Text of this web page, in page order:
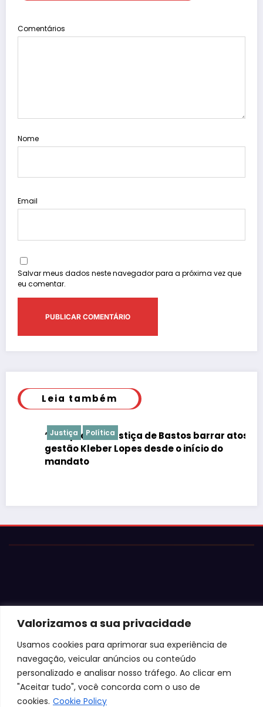
Valorizamos a sua privacidade
Usamos cookies para aprimorar sua experiência de
navegação, veicular anúncios ou conteúdo
personalizado e analisar nosso tráfego. Ao clicar em
"Aceitar tudo", você concorda com o uso de
cookies. Cookie Policy
Comentários
Nome
Email
Salvar meus dados neste navegador para a próxima vez que
eu comentar.
Leia também
Justiça Política
“É de praxe”: Justiça de Bastos barrar atos da
gestão Kleber Lopes desde o início do
mandato
© 2026 Jota Neves. Todos os direitos reservados.
Conteúdo protegido por lei. A cópia ou reprodução sem
autorização expressa está sujeita às penalidades